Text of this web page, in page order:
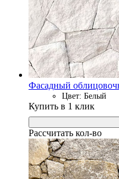
Фасадный
Цвет: Белый
Купить в 1 клик
Рассчитать кол-во